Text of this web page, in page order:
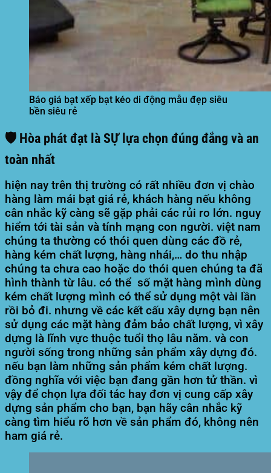
Báo giá bạt xếp bạt kéo di động mẫu đẹp siêu
bền siêu rẻ
🛡️ Hòa phát đạt là SỰ lựa chọn đúng đắng và an
toàn nhất
hiện nay trên thị trường có rất nhiều đơn vị chào
hàng làm mái bạt giá rẻ, khách hàng nếu không
cân nhắc kỹ càng sẽ gặp phải các rủi ro lớn. nguy
hiểm tới tài sản và tính mạng con người. việt nam
chúng ta thường có thói quen dùng các đồ rẻ,
hàng kém chất lượng, hàng nhái,… do thu nhập
chúng ta chưa cao hoặc do thói quen chúng ta đã
hình thành từ lâu. có thể số mặt hàng mình dùng
kém chất lượng mình có thể sử dụng một vài lần
rồi bỏ đi. nhưng về các kết cấu xây dựng bạn nên
sử dụng các mặt hàng đảm bảo chất lượng, vì xây
dựng là lĩnh vực thuộc tuổi thọ lâu năm. và con
người sống trong những sản phẩm xây dựng đó.
nếu bạn làm những sản phẩm kém chất lượng.
đồng nghĩa với việc bạn đang gần hơn tử thần. vì
vậy để chọn lựa đối tác hay đơn vị cung cấp xây
dựng sản phẩm cho bạn, bạn hãy cân nhắc kỹ
càng tìm hiểu rõ hơn về sản phẩm đó, không nên
ham giá rẻ.